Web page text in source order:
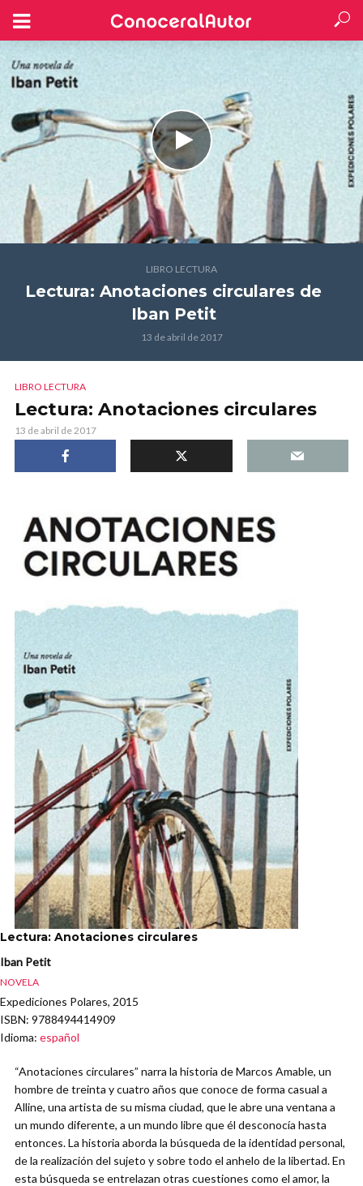
LIBRO LECTURA
Lectura: Anotaciones circulares de
Iban Petit
13 de abril de 2017
LIBRO LECTURA
Lectura: Anotaciones circulares
13 de abril de 2017
Lectura: Anotaciones circulares
Iban Petit
NOVELA
Expediciones Polares, 2015
ISBN: 9788494414909
Idioma: español
“Anotaciones circulares” narra la historia de Marcos Amable, un
hombre de treinta y cuatro años que conoce de forma casual a
Alline, una artista de su misma ciudad, que le abre una ventana a
un mundo diferente, a un mundo libre que él desconocía hasta
entonces. La historia aborda la búsqueda de la identidad personal,
de la realización del sujeto y sobre todo el anhelo de la libertad. En
esta búsqueda se entrelazan otras cuestiones como el amor, la